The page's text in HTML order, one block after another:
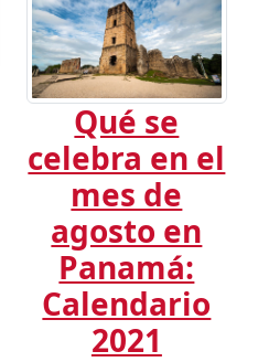
Qué se
celebra en el
mes de
agosto en
Panamá:
Calendario
2021